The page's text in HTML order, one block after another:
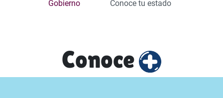
Gobierno Conoce tu estado
Conoce